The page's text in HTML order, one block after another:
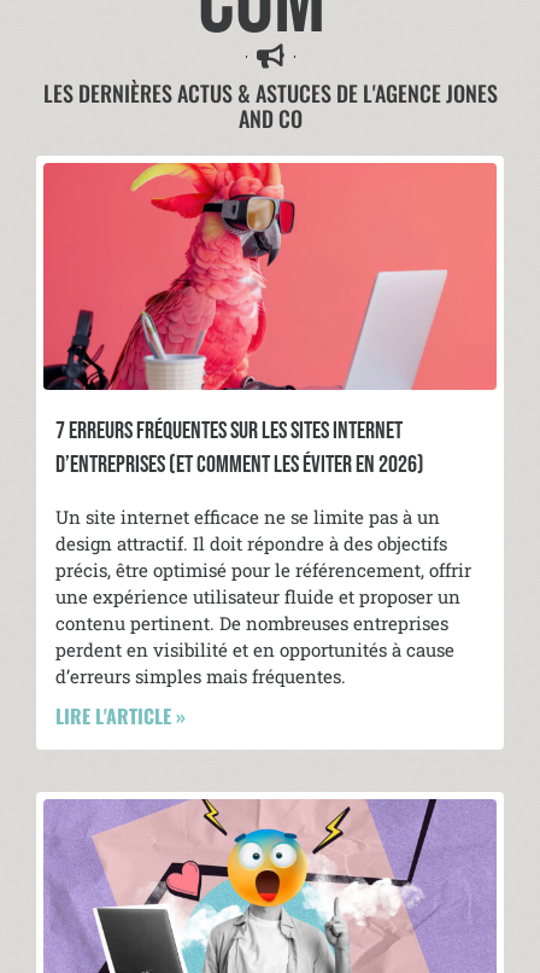
LES DERNIÈRES ACTUS & ASTUCES DE L'AGENCE JONES
AND CO
7 ERREURS FRÉQUENTES SUR LES SITES INTERNET
D’ENTREPRISES (ET COMMENT LES ÉVITER EN 2026)
Un site internet efficace ne se limite pas à un
design attractif. Il doit répondre à des objectifs
précis, être optimisé pour le référencement, offrir
une expérience utilisateur fluide et proposer un
contenu pertinent. De nombreuses entreprises
perdent en visibilité et en opportunités à cause
d’erreurs simples mais fréquentes.
LIRE L'ARTICLE »